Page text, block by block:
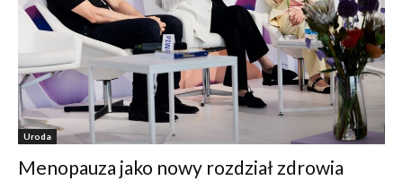
Uroda
Menopauza jako nowy rozdział zdrowia